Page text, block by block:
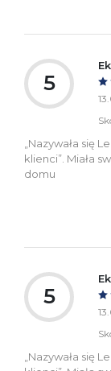
5
„Nazywała się
klienci”. Miała
domu
5
„Nazywała się